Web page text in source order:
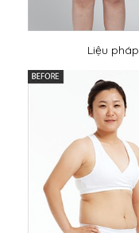
Liệu pháp